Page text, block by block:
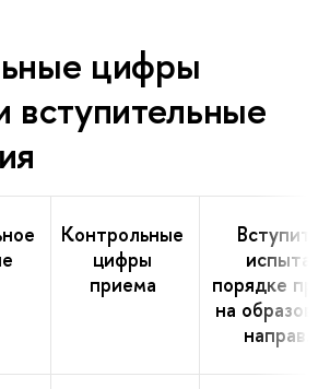
цифры
вступительные
Контрольные
цифры
приема
порядке
на